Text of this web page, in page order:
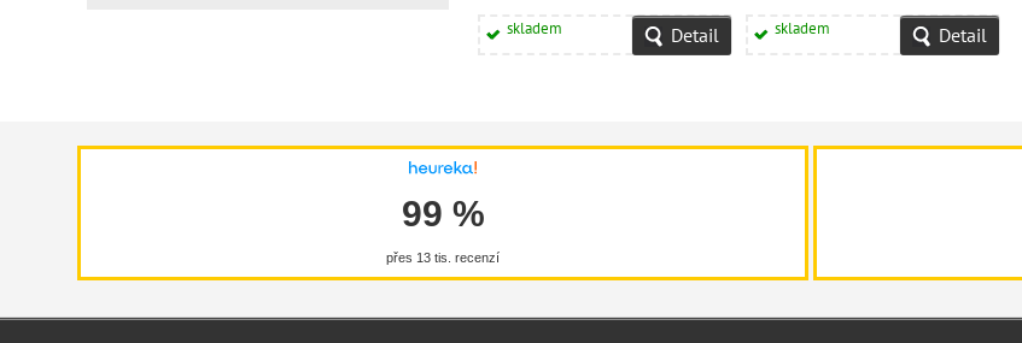
skladem Detail skladem Detail
99 %
přes 13 tis. recenzí